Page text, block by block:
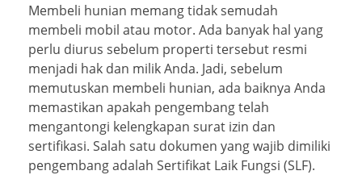
Membeli hunian memang tidak semudah
membeli mobil atau motor. Ada banyak hal yang
perlu diurus sebelum properti tersebut resmi
menjadi hak dan milik Anda. Jadi, sebelum
memutuskan membeli hunian, ada baiknya Anda
memastikan apakah pengembang telah
mengantongi kelengkapan surat izin dan
sertifikasi. Salah satu dokumen yang wajib dimiliki
pengembang adalah Sertifikat Laik Fungsi (SLF).